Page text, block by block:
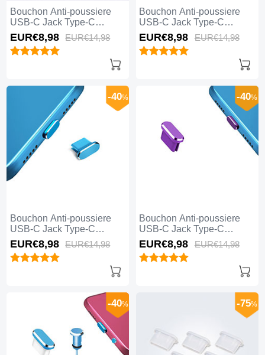
Bouchon Anti-poussiere
USB-C Jack Type-C
Universel H16 pour Apple
iPhone 15 Plus Or
EUR€8,98 EUR€14,98
Bouchon Anti-poussiere
USB-C Jack Type-C
Universel H15 pour Apple
iPhone 15 Plus Vert
EUR€8,98 EUR€14,98
Bouchon Anti-poussiere
USB-C Jack Type-C
Universel H14 pour Apple
iPhone 15 Plus Bleu
-40%
EUR€8,98 EUR€14,98
Bouchon Anti-poussiere
USB-C Jack Type-C
Universel H13 pour Apple
iPhone 15 Plus Violet
-40%
EUR€8,98 EUR€14,98
-40% -75%